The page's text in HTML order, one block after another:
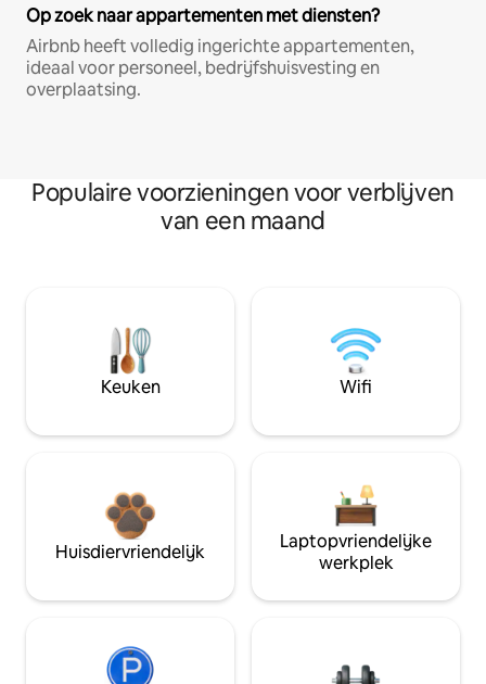
Op zoek naar appartementen met diensten?
Airbnb heeft volledig ingerichte appartementen,
ideaal voor personeel, bedrijfshuisvesting en
overplaatsing.
Populaire voorzieningen voor verblijven
van een maand
Keuken Wifi
Huisdiervriendelijk
Laptopvriendelijke
werkplek